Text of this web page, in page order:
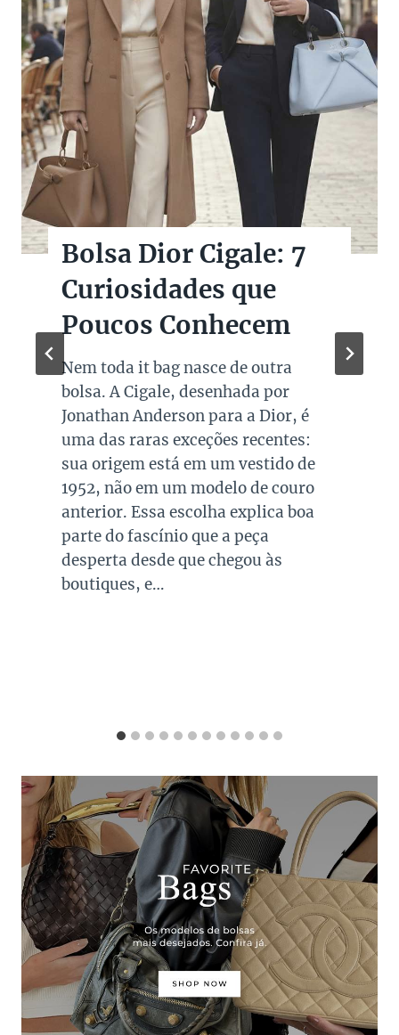
Bolsas Pretas de
Marcas de Luxo na
Super Sale dos Pais
Quando falamos de cores de bolsas,
os modelos em preto são os mais
queridos e tradicionais, estando
presente no guarda roupa de quase
todas as mulheres. Esta é uma cor
versátil, clássica e atemporal e
investir em peças neste tom garante
combinações para quase todo look
que usamos, sejam eles para
ocasiões casuais ou mais…